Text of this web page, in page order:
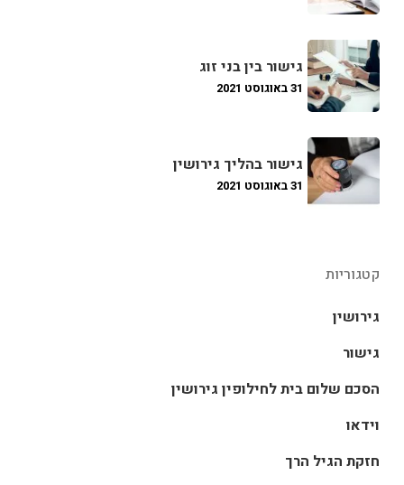
גישור בין בני זוג
31 באוגוסט 2021
גישור בהליך גירושין
31 באוגוסט 2021
קטגוריות
גירושין
גישור
הסכם שלום בית לחילופין גירושין
וידאו
חזקת הגיל הרך